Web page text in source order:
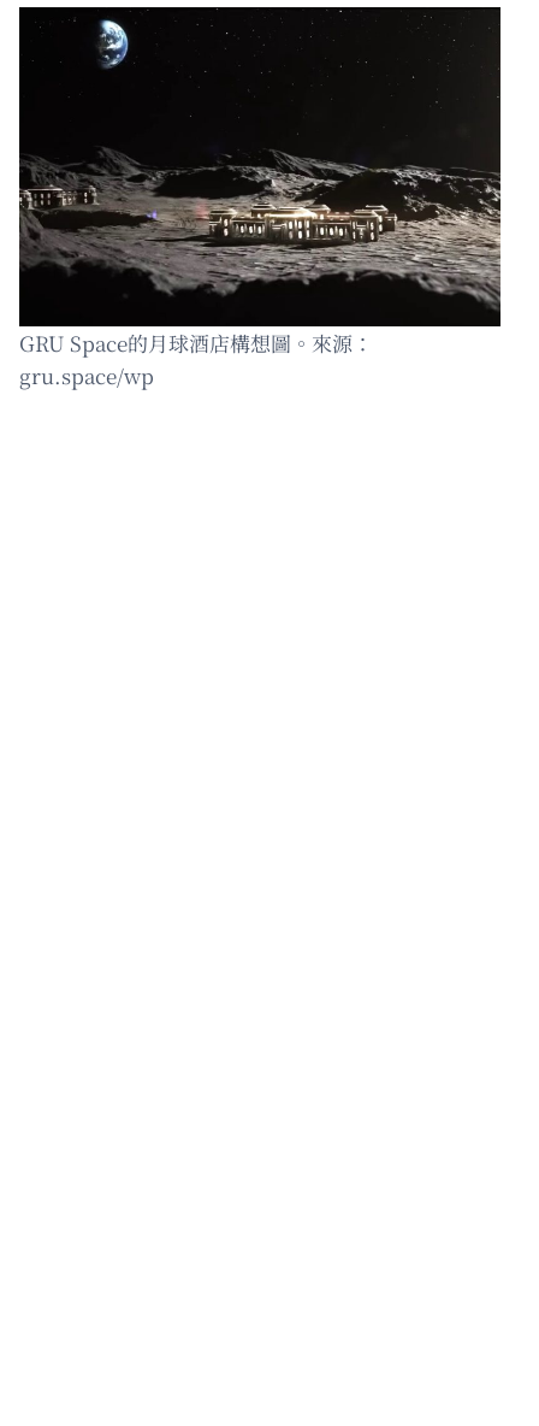
GRU Space的月球酒店構想圖。來源：
gru.space/wp